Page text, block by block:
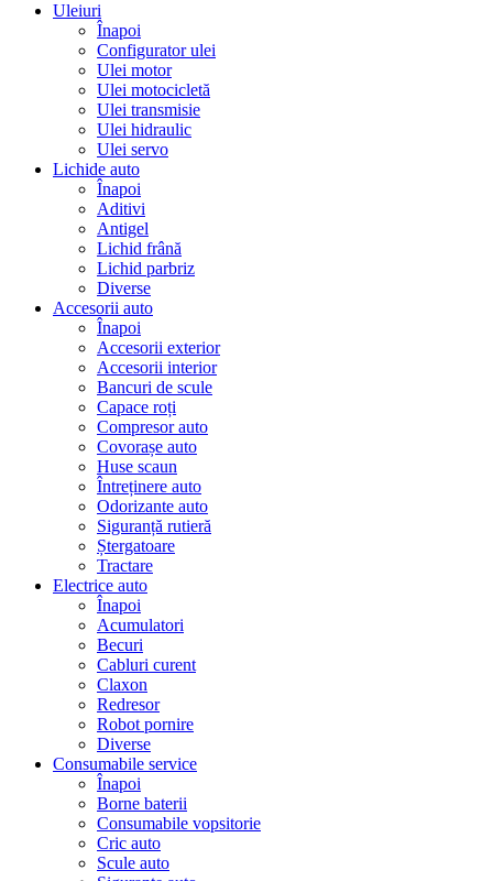
Uleiuri
Înapoi
Configurator ulei
Ulei motor
Ulei motocicletă
Ulei transmisie
Ulei hidraulic
Ulei servo
Lichide auto
Înapoi
Aditivi
Antigel
Lichid frână
Lichid parbriz
Diverse
Accesorii auto
Înapoi
Accesorii exterior
Accesorii interior
Bancuri de scule
Capace roți
Compresor auto
Covorașe auto
Huse scaun
Întreținere auto
Odorizante auto
Siguranță rutieră
Ștergatoare
Tractare
Electrice auto
Înapoi
Acumulatori
Becuri
Cabluri curent
Claxon
Redresor
Robot pornire
Diverse
Consumabile service
Înapoi
Borne baterii
Consumabile vopsitorie
Cric auto
Scule auto